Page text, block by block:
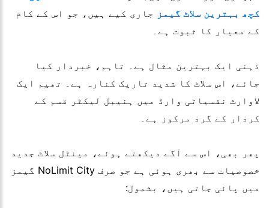
کچھ بہترین سلاٹ گیمز جاری کیے ہیں، جو اس کے کام
کے معیار کا ثبوت ہے۔
ذہنی ایک بہترین مثال ہے۔ تاہم، خبردار کیا
جائے، اس سلاٹ کا شدید تاریک کنارہ ہے۔ تھیم ایک
لاوارث نفسیاتی وارڈ میں ہنیبل لیکٹر قسم کے
کردار کے گرد مرکوز ہے۔
پھر بھی، اس سے آگے دیکھتے ہوئے، مینٹل سلاٹ جدید
خصوصیات سے بھری ہوئی ہے جو صرف NoLimit City گیمز
میں پائی جاتی ہیں، بشمول: